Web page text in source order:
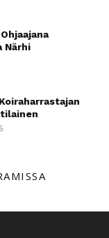
Närhi